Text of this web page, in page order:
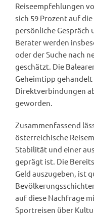
Reiseempfehlungen
sich 59 Prozent auf
persönliche
Berater werden
oder der Suche nach
geschätzt. Die
Geheimtipp
Direktverbindungen
geworden.
Zusammenfassend
österreichische
Stabilität und einer
geprägt ist. Die
Geld auszugeben, ist
auf diese Nachfrage
Sportreisen über